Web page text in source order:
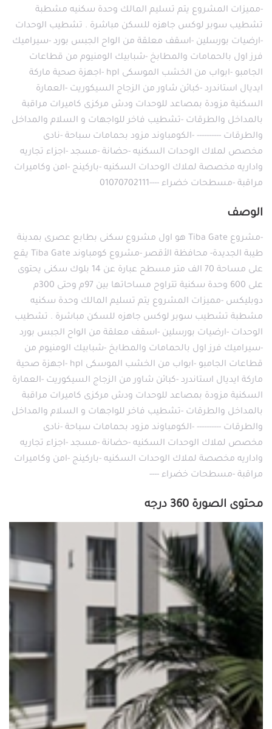
-مميزات المشروع يتم تسليم المالك وحدة سكنيه مشطبة
تشطيب سوبر لوكس جاهزه للسكن مباشرة . تشطيب الوحدات
-ارضيات بورسلين -اسقف معلقة من الواح الجبس بورد -سيراميك
فرز اول بالحمامات والمطابخ -شبابيك الومنيوم من قطاعات
الجامبو -ابواب من الخشب الموسكى hpl -اجهزة صحية ماركة
ايديال استاندرد -كبائن شاور من الزجاج السيكوريت -العمارة
السكنية مزودة بمصاعد للوحدات ودش مركزى كاميرات مراقبة
بالمداخل والطرقات -تشطيب فاخر للواجهات و السلام والمداخل
والطرقات ---------- -الكومباوند مزود بحمامات سباحة -نادى
مخصص لملاك الوحدات السكنيه -حضانة -مسجد -اجزاء تجاريه
واداريه مخصصة لملاك الوحدات السكنيه -باركينج -امن وكاميرات
مراقبة -مسطحات خضراء ----01070702111
الوصف
-مشروع Tiba Gate هو اول مشروع سكنى بطابع عصرى بمدينة
طيبة الجديدة- محافظة الأقصر -مشروع كومباوند Tiba Gate يقع
على مساحة 70 الف متر مسطح عبارة عن 14 بلوك سكنى يحتوى
على 600 وحدة سكنية تتراوح مساحاتها بين 97م وحتى 300م
دوبليكس -مميزات المشروع يتم تسليم المالك وحدة سكنيه
مشطبة تشطيب سوبر لوكس جاهزه للسكن مباشرة . تشطيب
الوحدات -ارضيات بورسلين -اسقف معلقة من الواح الجبس بورد
-سيراميك فرز اول بالحمامات والمطابخ -شبابيك الومنيوم من
قطاعات الجامبو -ابواب من الخشب الموسكى hpl -اجهزة صحية
ماركة ايديال استاندرد -كبائن شاور من الزجاج السيكوريت -العمارة
السكنية مزودة بمصاعد للوحدات ودش مركزى كاميرات مراقبة
بالمداخل والطرقات -تشطيب فاخر للواجهات و السلام والمداخل
والطرقات ---------- -الكومباوند مزود بحمامات سباحة -نادى
مخصص لملاك الوحدات السكنيه -حضانة -مسجد -اجزاء تجاريه
واداريه مخصصة لملاك الوحدات السكنيه -باركينج -امن وكاميرات
مراقبة -مسطحات خضراء ----
محتوى الصورة 360 درجه